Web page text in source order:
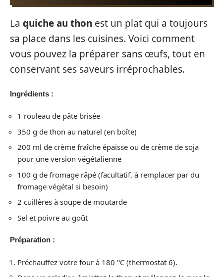
La quiche au thon est un plat qui a toujours
sa place dans les cuisines. Voici comment
vous pouvez la préparer sans œufs, tout en
conservant ses saveurs irréprochables.
Ingrédients :
1 rouleau de pâte brisée
350 g de thon au naturel (en boîte)
200 ml de crème fraîche épaisse ou de crème de soja
pour une version végétalienne
100 g de fromage râpé (facultatif, à remplacer par du
fromage végétal si besoin)
2 cuillères à soupe de moutarde
Sel et poivre au goût
Préparation :
Préchauffez votre four à 180 °C (thermostat 6).